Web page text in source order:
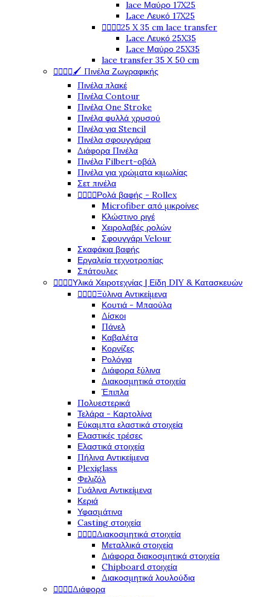
lace Μαύρο 17X25
Lace Λευκό 17X25
25 X 35 cm lace transfer
Lace Λευκό 25X35
Lace Μαύρο 25X35
lace transfer 35 Χ 50 cm
🖌️ Πινέλα Ζωγραφικής
Πινέλα πλακέ
Πινέλα Contour
Πινέλα One Stroke
Πινέλα φυλλά χρυσού
Πινέλα για Stencil
Πινέλα σφουγγάρια
Διάφορα Πινέλα
Πινέλα Filbert-οβάλ
Πινέλα για χρώματα κιμωλίας
Σετ πινέλα
Ρολά βαφής - Rollex
Microfiber από μικροίνες
Κλώστινο ριγέ
Χειρολαβές ρολών
Σφουγγάρι Velour
Σκαφάκια βαφής
Εργαλεία τεχνοτροπίας
Σπάτουλες
Υλικά Χειροτεχνίας | Είδη DIY & Κατασκευών
Ξύλινα Αντικείμενα
Κουτιά - Μπαούλα
Δίσκοι
Πάνελ
Καβαλέτα
Κορνίζες
Ρολόγια
Διάφορα ξύλινα
Διακοσμητικά στοιχεία
Έπιπλα
Πολυεστερικά
Τελάρα - Καρτολίνα
Εύκαμπτα ελαστικά στοιχεία
Ελαστικές τρέσες
Ελαστικά στοιχεία
Πήλινα Αντικείμενα
Plexiglass
Φελιζόλ
Γυάλινα Αντικείμενα
Κεριά
Υφασμάτινα
Casting στοιχεία
Διακοσμητικά στοιχεία
Μεταλλικά στοιχεία
Διάφορα διακοσμητικά στοιχεία
Chipboard στοιχεία
Διακοσμητικά λουλούδια
Διάφορα